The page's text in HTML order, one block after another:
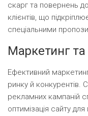
скарг та повернень
клієнтів, що
спеціальними
Маркетинг
Ефективний
ринку й конкурентів.
рекламних кампаній
оптимізація сайту